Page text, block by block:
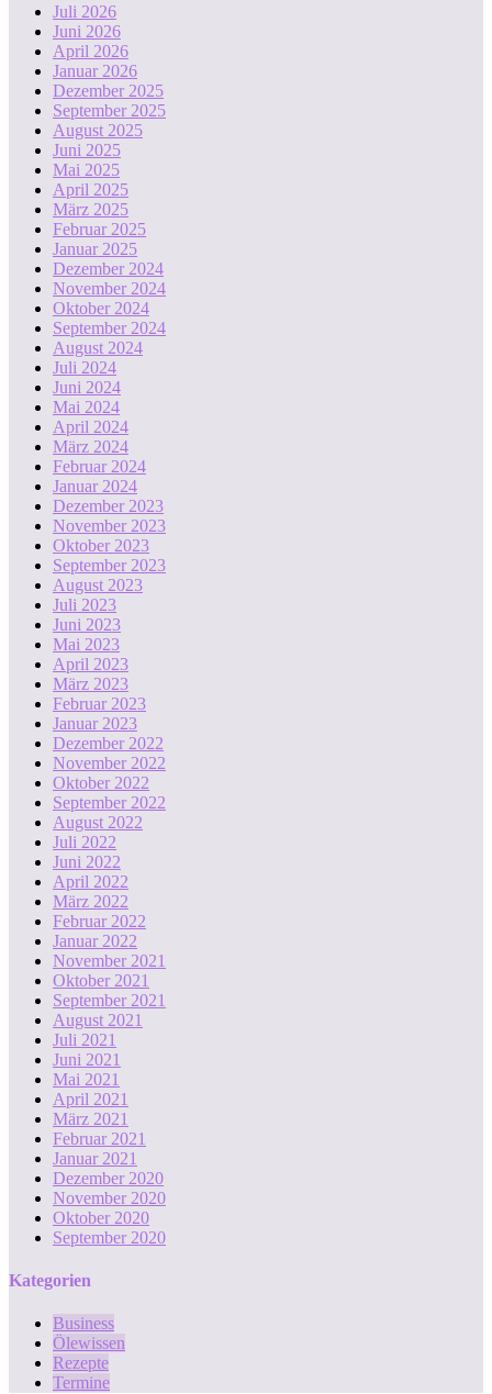
Juli 2026
Juni 2026
April 2026
Januar 2026
Dezember 2025
September 2025
August 2025
Juni 2025
Mai 2025
April 2025
März 2025
Februar 2025
Januar 2025
Dezember 2024
November 2024
Oktober 2024
September 2024
August 2024
Juli 2024
Juni 2024
Mai 2024
April 2024
März 2024
Februar 2024
Januar 2024
Dezember 2023
November 2023
Oktober 2023
September 2023
August 2023
Juli 2023
Juni 2023
Mai 2023
April 2023
März 2023
Februar 2023
Januar 2023
Dezember 2022
November 2022
Oktober 2022
September 2022
August 2022
Juli 2022
Juni 2022
April 2022
März 2022
Februar 2022
Januar 2022
November 2021
Oktober 2021
September 2021
August 2021
Juli 2021
Juni 2021
Mai 2021
April 2021
März 2021
Februar 2021
Januar 2021
Dezember 2020
November 2020
Oktober 2020
September 2020
Kategorien
Business
Ölewissen
Rezepte
Termine